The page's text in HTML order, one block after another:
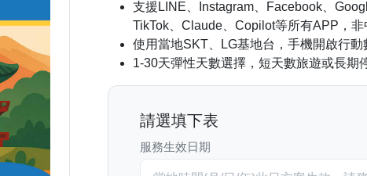
支援LINE、Instagram、Facebook、
TikTok、Claude、Copilot等所有APP，
使用當地SKT、LG基地台，手機開啟行動
1-30天彈性天數選擇，短天數旅遊或長期
請選填下表
服務生效日期